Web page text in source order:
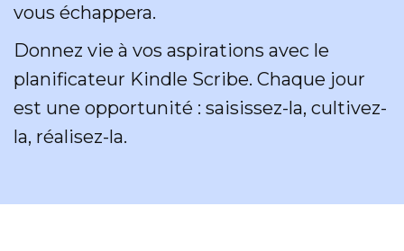
vous échappera.
Donnez vie à vos aspirations avec le
planificateur Kindle Scribe. Chaque jour
est une opportunité : saisissez-la, cultivez-
la, réalisez-la.